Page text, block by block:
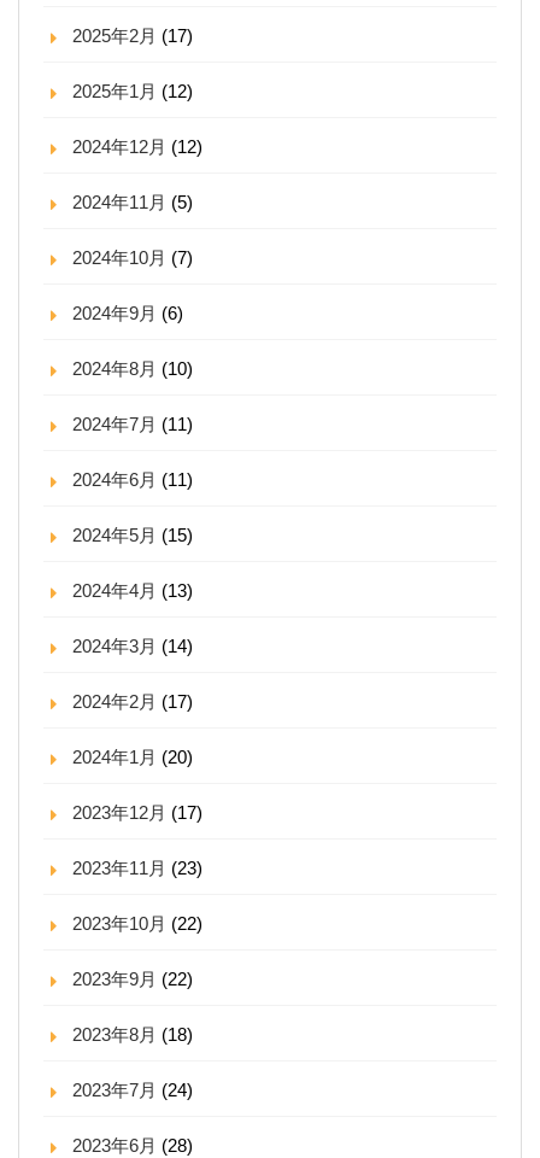
2025年2月 (17)
2025年1月 (12)
2024年12月 (12)
2024年11月 (5)
2024年10月 (7)
2024年9月 (6)
2024年8月 (10)
2024年7月 (11)
2024年6月 (11)
2024年5月 (15)
2024年4月 (13)
2024年3月 (14)
2024年2月 (17)
2024年1月 (20)
2023年12月 (17)
2023年11月 (23)
2023年10月 (22)
2023年9月 (22)
2023年8月 (18)
2023年7月 (24)
2023年6月 (28)